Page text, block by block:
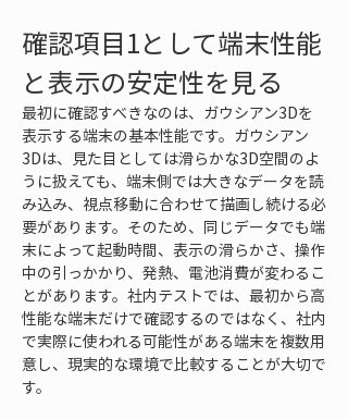
確認項目1として端末性能
と表示の安定性を見る
最初に確認すべきなのは、ガウシアン3Dを
表示する端末の基本性能です。ガウシアン
3Dは、見た目としては滑らかな3D空間のよ
うに扱えても、端末側では大きなデータを読
み込み、視点移動に合わせて描画し続ける必
要があります。そのため、同じデータでも端
末によって起動時間、表示の滑らかさ、操作
中の引っかかり、発熱、電池消費が変わるこ
とがあります。社内テストでは、最初から高
性能な端末だけで確認するのではなく、社内
で実際に使われる可能性がある端末を複数用
意し、現実的な環境で比較することが大切で
す。